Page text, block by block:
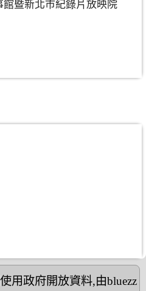
暨新北市紀錄片放映院
用政府開放資料,由bluezz